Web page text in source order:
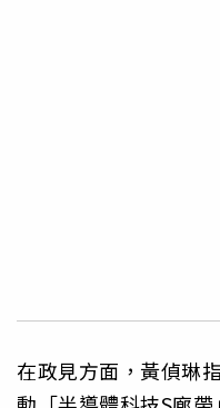
在政見方面，黃偵琳